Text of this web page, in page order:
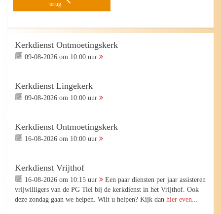
terug
Kerkdienst Ontmoetingskerk
09-08-2026 om 10:00 uur
Kerkdienst Lingekerk
09-08-2026 om 10:00 uur
Kerkdienst Ontmoetingskerk
16-08-2026 om 10:00 uur
Kerkdienst Vrijthof
16-08-2026 om 10:15 uur
Een paar diensten per jaar assisteren
vrijwilligers van de PG Tiel bij de kerkdienst in het Vrijthof. Ook
deze zondag gaan we helpen. Wilt u helpen? Kijk dan hier even...